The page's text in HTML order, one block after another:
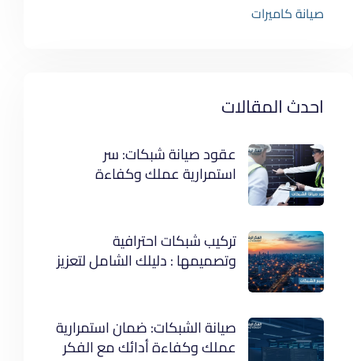
صيانة كاميرات
احدث المقالات
عقود صيانة شبكات: سر
استمرارية عملك وكفاءة
تركيب شبكات احترافية
وتصميمها : دليلك الشامل لتعزيز
صيانة الشبكات: ضمان استمرارية
عملك وكفاءة أدائك مع الفكر